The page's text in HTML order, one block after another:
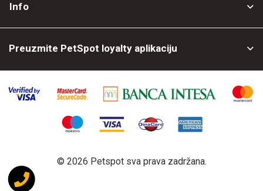
Info
Preuzmite PetSpot loyalty aplikaciju
© 2026 Petspot sva prava zadržana.